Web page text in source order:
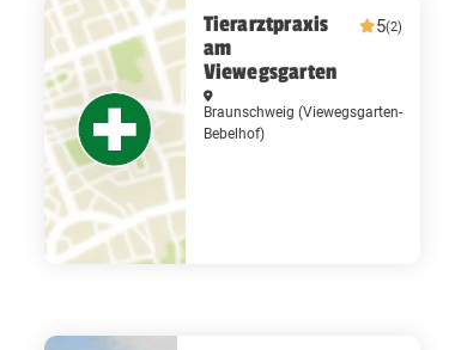
Tierarztpraxis
am
Viewegsgarten
5(2)
Braunschweig (Viewegsgarten-
Bebelhof)